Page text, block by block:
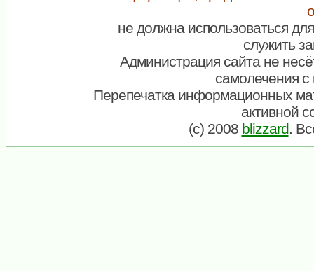
не должна использоваться
служить
Администрация сайта не
самолечения
Перепечатка информационных
активной
(c) 2008 blizzard.